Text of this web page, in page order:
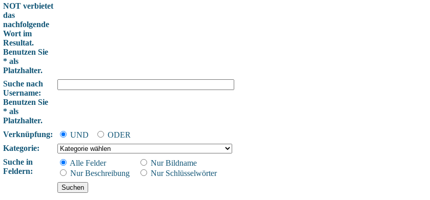
NOT verbietet
das
nachfolgende
Wort im
Resultat.
Benutzen Sie
* als
Platzhalter.
Suche nach
Username:
Benutzen Sie
* als
Platzhalter.
Verknüpfung:
UND
ODER
Kategorie:
Suche in
Feldern:
Alle Felder
Nur Bildname
Nur Beschreibung
Nur Schlüsselwörter